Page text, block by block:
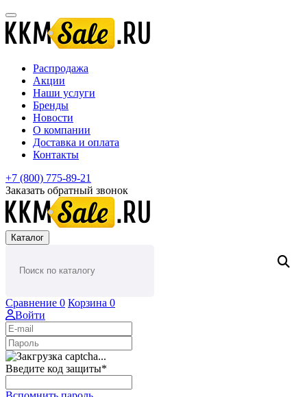
Распродажа
Акции
Наши услуги
Бренды
Новости
О компании
Доставка и оплата
Контакты
+7 (800) 775-89-21
Заказать обратный звонок
Каталог
Сравнение 0 Корзина 0
Войти
Введите код защиты*